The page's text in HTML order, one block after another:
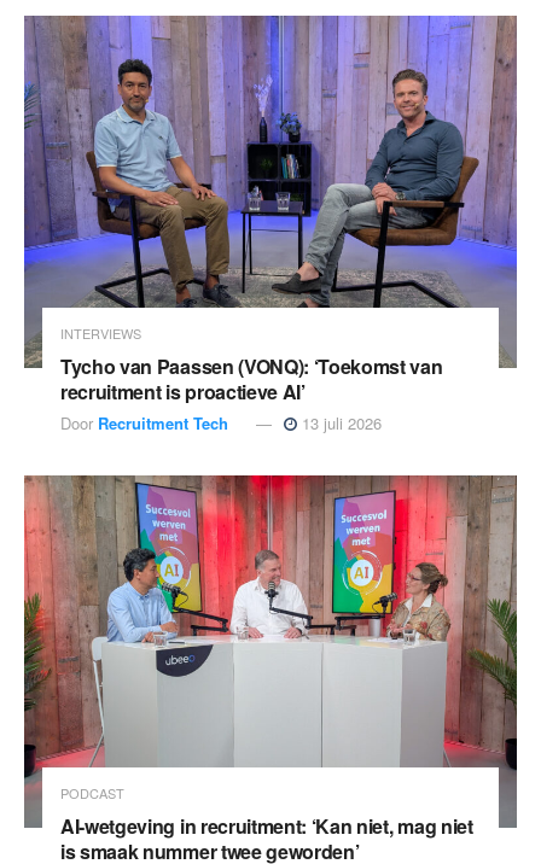
INTERVIEWS
Tycho van Paassen (VONQ): ‘Toekomst van
recruitment is proactieve AI’
Door Recruitment Tech 13 juli 2026
PODCAST
AI-wetgeving in recruitment: ‘Kan niet, mag niet
is smaak nummer twee geworden’